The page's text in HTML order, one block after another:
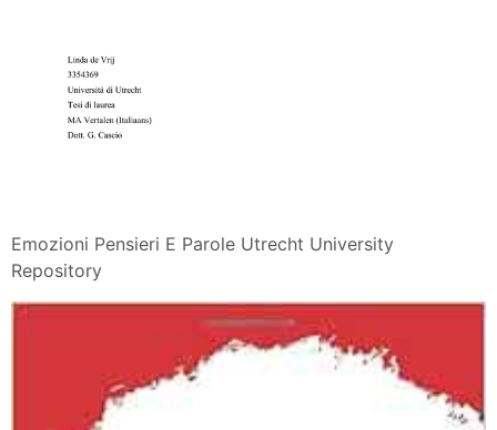
Emozioni Pensieri E Parole Utrecht University
Repository